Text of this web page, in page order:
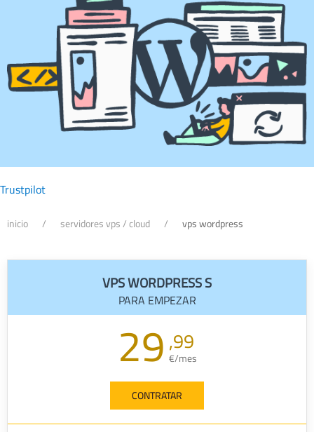
Trustpilot
inicio servidores vps / cloud vps wordpress
VPS WORDPRESS S
PARA EMPEZAR
29,99
€/mes
CONTRATAR